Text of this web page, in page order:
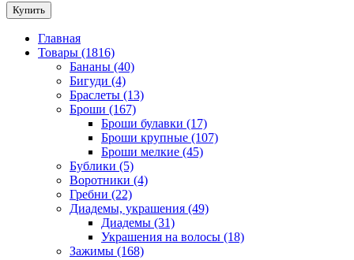
Купить
Главная
Товары (1816)
Бананы (40)
Бигуди (4)
Браслеты (13)
Броши (167)
Броши булавки (17)
Броши крупные (107)
Броши мелкие (45)
Бублики (5)
Воротники (4)
Гребни (22)
Диадемы, украшения (49)
Диадемы (31)
Украшения на волосы (18)
Зажимы (168)